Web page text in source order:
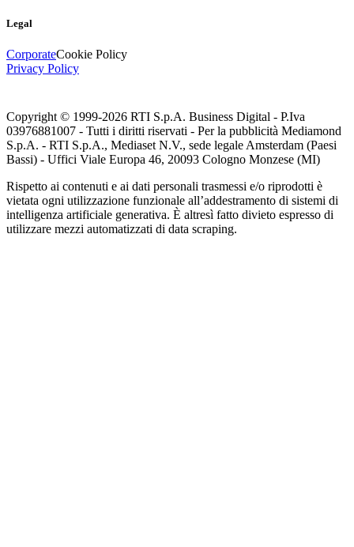
Legal
CorporateCookie Policy
Privacy Policy
Copyright © 1999-2026 RTI S.p.A. Business Digital - P.Iva
03976881007 - Tutti i diritti riservati - Per la pubblicità Mediamond
S.p.A. - RTI S.p.A., Mediaset N.V., sede legale Amsterdam (Paesi
Bassi) - Uffici Viale Europa 46, 20093 Cologno Monzese (MI)
Rispetto ai contenuti e ai dati personali trasmessi e/o riprodotti è
vietata ogni utilizzazione funzionale all’addestramento di sistemi di
intelligenza artificiale generativa. È altresì fatto divieto espresso di
utilizzare mezzi automatizzati di data scraping.